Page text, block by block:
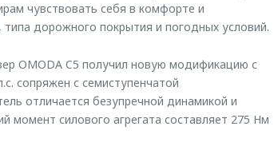
чувствовать себя в комфорте и
типа дорожного покрытия и погодных условий.
OMODA C5 получил новую модификацию с
сопряжен с семиступенчатой
отличается безупречной динамикой и
момент силового агрегата составляет 275 Нм